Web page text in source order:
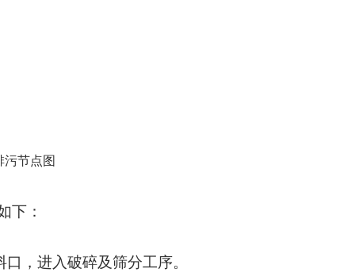
节点图
下：
，进入破碎及筛分工序。